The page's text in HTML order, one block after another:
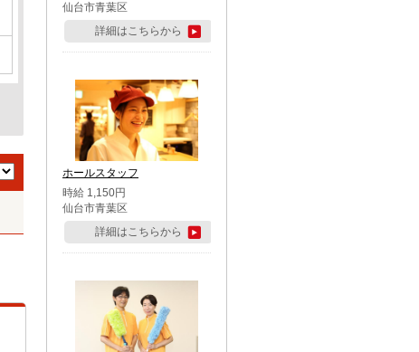
仙台市青葉区
詳細はこちらから
ホールスタッフ
時給 1,150円
仙台市青葉区
詳細はこちらから